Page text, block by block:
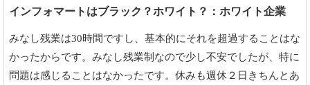
インフォマートはブラック？ホワイト？：ホワイト企業
みなし残業は30時間ですし、基本的にそれを超過することはな
かったからです。みなし残業制なので少し不安でしたが、特に
問題は感じることはなかったです。休みも週休２日きちんとあ